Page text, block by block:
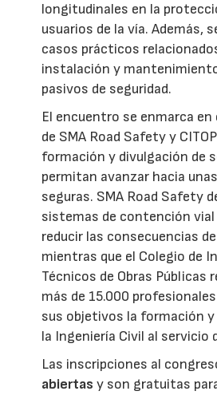
longitudinales en la
usuarios de la vía. Además,
casos prácticos
instalación y
pasivos de seguridad.
El encuentro se enmarca
de SMA Road Safety y
formación y divulgación de
permitan avanzar hacia
seguras. SMA Road Safety
sistemas de contención
reducir las consecuencias
mientras que el Colegio de
Técnicos de Obras Públicas
más de 15.000
sus objetivos la formación y
la Ingeniería Civil al servicio
Las inscripciones al
abiertas y son gratuitas